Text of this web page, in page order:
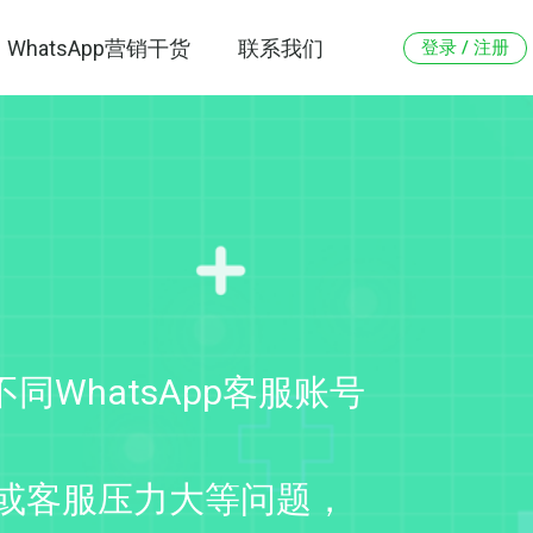
WhatsApp营销干货 联系我们 登录 / 注册
同WhatsApp客服账号
服压力大等问题，